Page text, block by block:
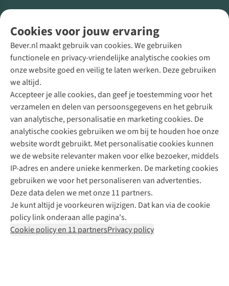
Cookies voor jouw ervaring
Bever.nl maakt gebruik van cookies. We gebruiken
functionele en privacy-vriendelijke analytische cookies om
onze website goed en veilig te laten werken. Deze gebruiken
we altijd.
Accepteer je alle cookies, dan geef je toestemming voor het
verzamelen en delen van persoonsgegevens en het gebruik
van analytische, personalisatie en marketing cookies. De
analytische cookies gebruiken we om bij te houden hoe onze
website wordt gebruikt. Met personalisatie cookies kunnen
we de website relevanter maken voor elke bezoeker, middels
IP-adres en andere unieke kenmerken. De marketing cookies
gebruiken we voor het personaliseren van advertenties.
Deze data delen we met onze 11 partners.
Je kunt altijd je voorkeuren wijzigen. Dat kan via de cookie
policy link onderaan alle pagina's.
Cookie policy en 11 partnersPrivacy policy
Direct advies van een Buitenexpert
+31 (0)85 888 50 88
+31 6 12 28 49 80
Contactformulier